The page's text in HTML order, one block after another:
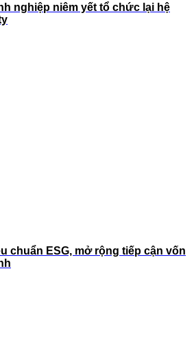
nghiệp niêm yết tổ chức lại hệ
chuẩn ESG, mở rộng tiếp cận vốn